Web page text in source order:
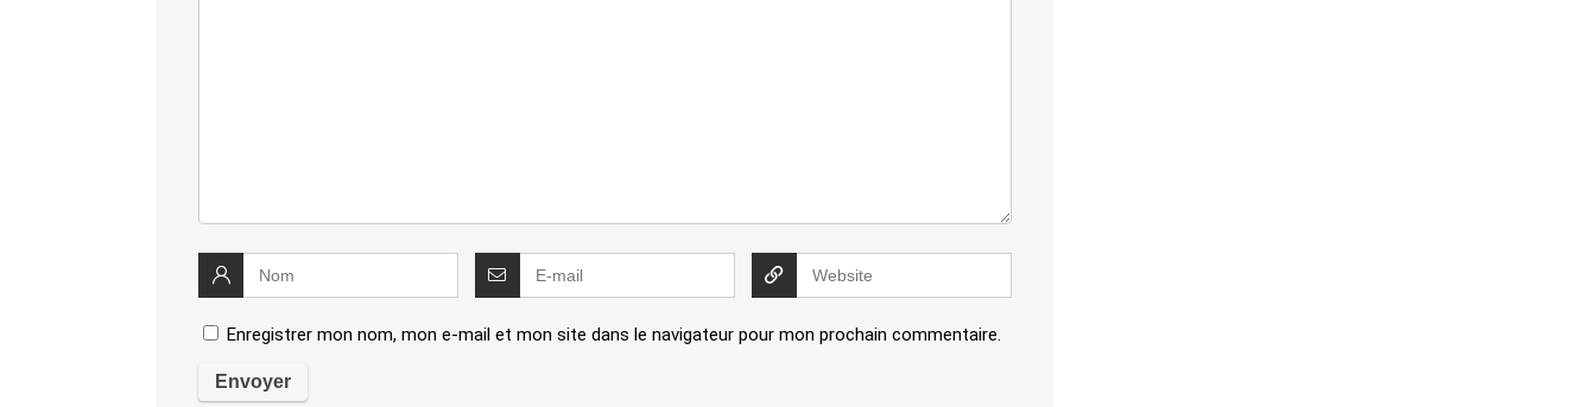
Enregistrer mon nom, mon e-mail et mon site dans le navigateur pour mon prochain commentaire.